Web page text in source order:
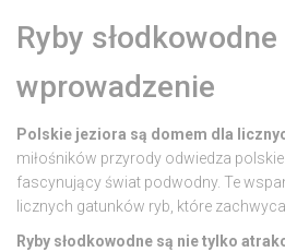
Ryby słodkowodne
wprowadzenie
Polskie jeziora są domem dla
miłośników przyrody odwiedza
fascynujący świat podwodny. Te
licznych gatunków ryb, które
Ryby słodkowodne są nie tylko